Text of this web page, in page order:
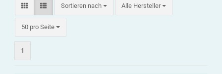
Sortieren nach Alle Hersteller
50 pro Seite
1